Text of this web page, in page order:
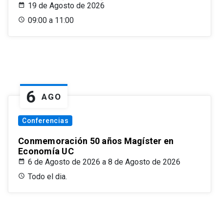
19 de Agosto de 2026
09:00 a 11:00
6 AGO
Conferencias
Conmemoración 50 años Magíster en
Economía UC
6 de Agosto de 2026 a 8 de Agosto de 2026
Todo el dia.